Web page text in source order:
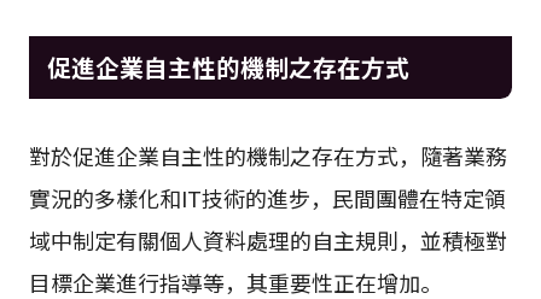
促進企業自主性的機制之存在方式
對於促進企業自主性的機制之存在方式，隨著業務
實況的多樣化和IT技術的進步，民間團體在特定領
域中制定有關個人資料處理的自主規則，並積極對
目標企業進行指導等，其重要性正在增加。